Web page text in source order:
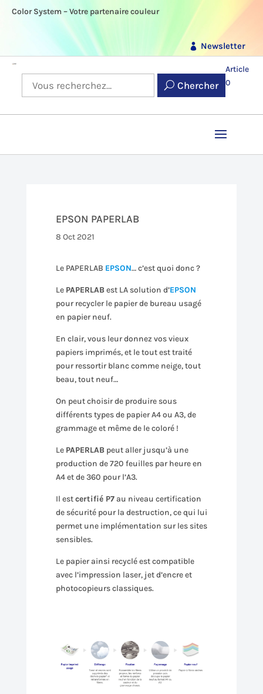
Color System – Votre partenaire couleur
Newsletter
Chercher
Article
0
EPSON PAPERLAB
8 Oct 2021
Le PAPERLAB EPSON… c’est quoi donc ?
Le PAPERLABest LA solution d’EPSON
pour recycler le papier de bureau usagé
en papier neuf.
En clair, vous leur donnez vos vieux
papiers imprimés, et le tout est traité
pour ressortir blanc comme neige, tout
beau, tout neuf…
On peut choisir de produire sous
différents types de papier A4 ou A3, de
grammage et même de le coloré !
Le PAPERLABpeut aller jusqu’à une
production de 720 feuilles par heure en
A4 et de 360 pour l’A3.
Il estcertifié P7au niveau certification
de sécurité pour la destruction, ce qui lui
permet une implémentation sur les sites
sensibles.
Le papier ainsi recyclé est compatible
avec l’impression laser, jet d’encre et
photocopieurs classiques.